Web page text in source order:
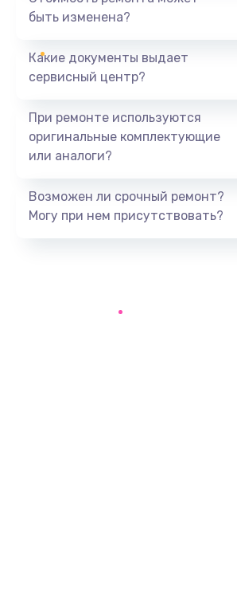
Замена фильтров
Замена термостата
Заказать
быть изменена?
Какие документы выдает
сервисный центр?
При ремонте используются
оригинальные комплектующие
или аналоги?
Возможен ли срочный ремонт?
Могу при нем присутствовать?